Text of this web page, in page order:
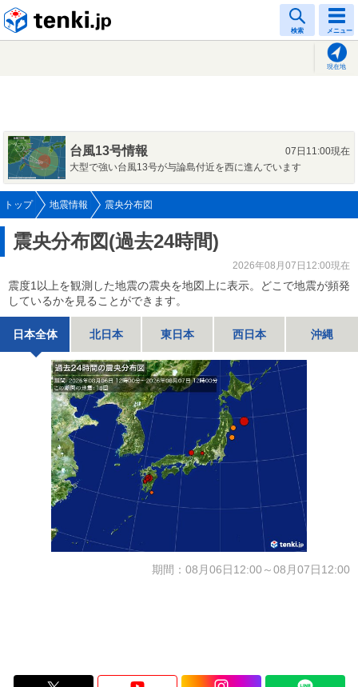
検索 メニュー
現在地
台風13号情報
07日11:00現在
大型で強い台風13号が与論島付近を西に進んでいます
トップ 地震情報 震央分布図
震央分布図(過去24時間)
2026年08月07日12:00現在
震度1以上を観測した地震の震央を地図上に表示。どこで地震が頻発
しているかを見ることができます。
日本全体 北日本 東日本 西日本 沖縄
期間：08月06日12:00～08月07日12:00